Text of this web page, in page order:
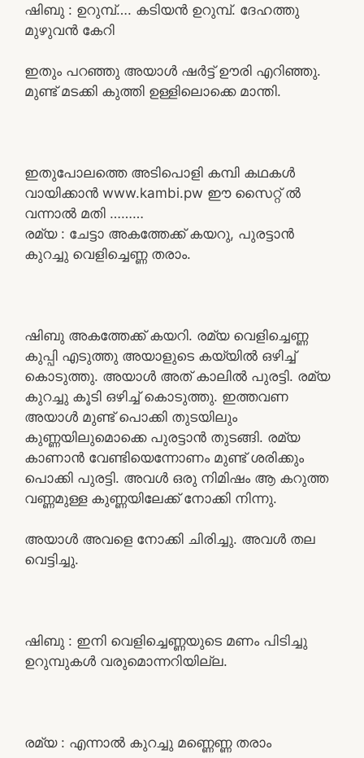
ഷിബു : ഉറുമ്പ്…. കടിയൻ ഉറുമ്പ്. ദേഹത്തു
മുഴുവൻ കേറി
ഇതും പറഞ്ഞു അയാൾ ഷർട്ട്‌ ഊരി എറിഞ്ഞു.
മുണ്ട് മടക്കി കുത്തി ഉള്ളിലൊക്കെ മാന്തി.
ഇതുപോലത്തെ അടിപൊളി കമ്പി കഥകൾ
വായിക്കാൻ www.kambi.pw ഈ സൈറ്റ് ൽ
വന്നാൽ മതി ………
രമ്യ : ചേട്ടാ അകത്തേക്ക് കയറു, പുരട്ടാൻ
കുറച്ചു വെളിച്ചെണ്ണ തരാം.
ഷിബു അകത്തേക്ക് കയറി. രമ്യ വെളിച്ചെണ്ണ
കുപ്പി എടുത്തു അയാളുടെ കയ്യിൽ ഒഴിച്ച്
കൊടുത്തു. അയാൾ അത് കാലിൽ പുരട്ടി. രമ്യ
കുറച്ചു കൂടി ഒഴിച്ച് കൊടുത്തു. ഇത്തവണ
അയാൾ മുണ്ട് പൊക്കി തുടയിലും
കുണ്ണയിലുമൊക്കെ പുരട്ടാൻ തുടങ്ങി. രമ്യ
കാണാൻ വേണ്ടിയെന്നോണം മുണ്ട് ശരിക്കും
പൊക്കി പുരട്ടി. അവൾ ഒരു നിമിഷം ആ കറുത്ത
വണ്ണമുള്ള കുണ്ണയിലേക്ക് നോക്കി നിന്നു.
അയാൾ അവളെ നോക്കി ചിരിച്ചു. അവൾ തല
വെട്ടിച്ചു.
ഷിബു : ഇനി വെളിച്ചെണ്ണയുടെ മണം പിടിച്ചു
ഉറുമ്പുകൾ വരുമൊന്നറിയില്ല.
രമ്യ : എന്നാൽ കുറച്ചു മണ്ണെണ്ണ തരാം